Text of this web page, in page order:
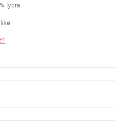
lycra